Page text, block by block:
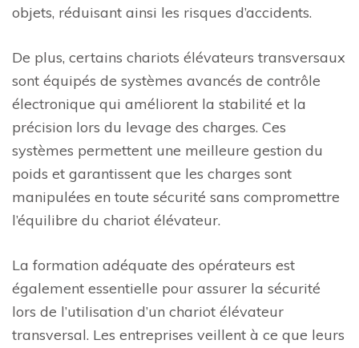
objets, réduisant ainsi les risques d’accidents.
De plus, certains chariots élévateurs transversaux
sont équipés de systèmes avancés de contrôle
électronique qui améliorent la stabilité et la
précision lors du levage des charges. Ces
systèmes permettent une meilleure gestion du
poids et garantissent que les charges sont
manipulées en toute sécurité sans compromettre
l’équilibre du chariot élévateur.
La formation adéquate des opérateurs est
également essentielle pour assurer la sécurité
lors de l’utilisation d’un chariot élévateur
transversal. Les entreprises veillent à ce que leurs